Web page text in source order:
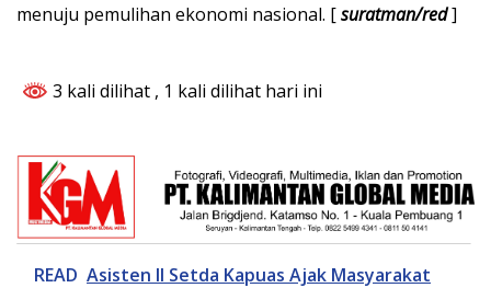
menuju pemulihan ekonomi nasional. [suratman/red]
3 kali dilihat , 1 kali dilihat hari ini
READ Asisten II Setda Kapuas Ajak Masyarakat